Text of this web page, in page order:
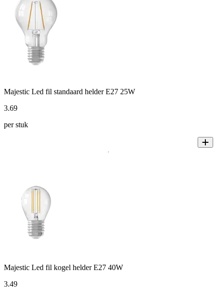
Majestic Led fil standaard helder E27 25W
3.69
per stuk
Majestic Led fil kogel helder E27 40W
3.49